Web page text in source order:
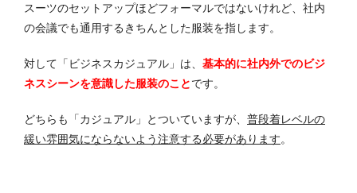
スーツのセットアップほどフォーマルではないけれど、社内
の会議でも通用するきちんとした服装を指します。
対して「ビジネスカジュアル」は、 基本的に社内外でのビジ
ネスシーンを意識した服装のことです。
どちらも「カジュアル」とついていますが、 普段着レベルの
緩い雰囲気にならないよう注意する必要があります。